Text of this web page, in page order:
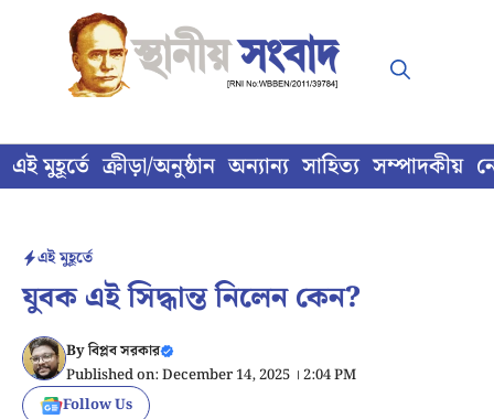
content
এই মুহূর্তে ক্রীড়া/অনুষ্ঠান অন্যান্য সাহিত্য সম্পাদকীয়
এই মুহূর্তে
যুবক এই সিদ্ধান্ত নিলেন কেন?
Byবিপ্লব সরকার
Published on: December 14, 2025 । 2:04 PM
Follow Us